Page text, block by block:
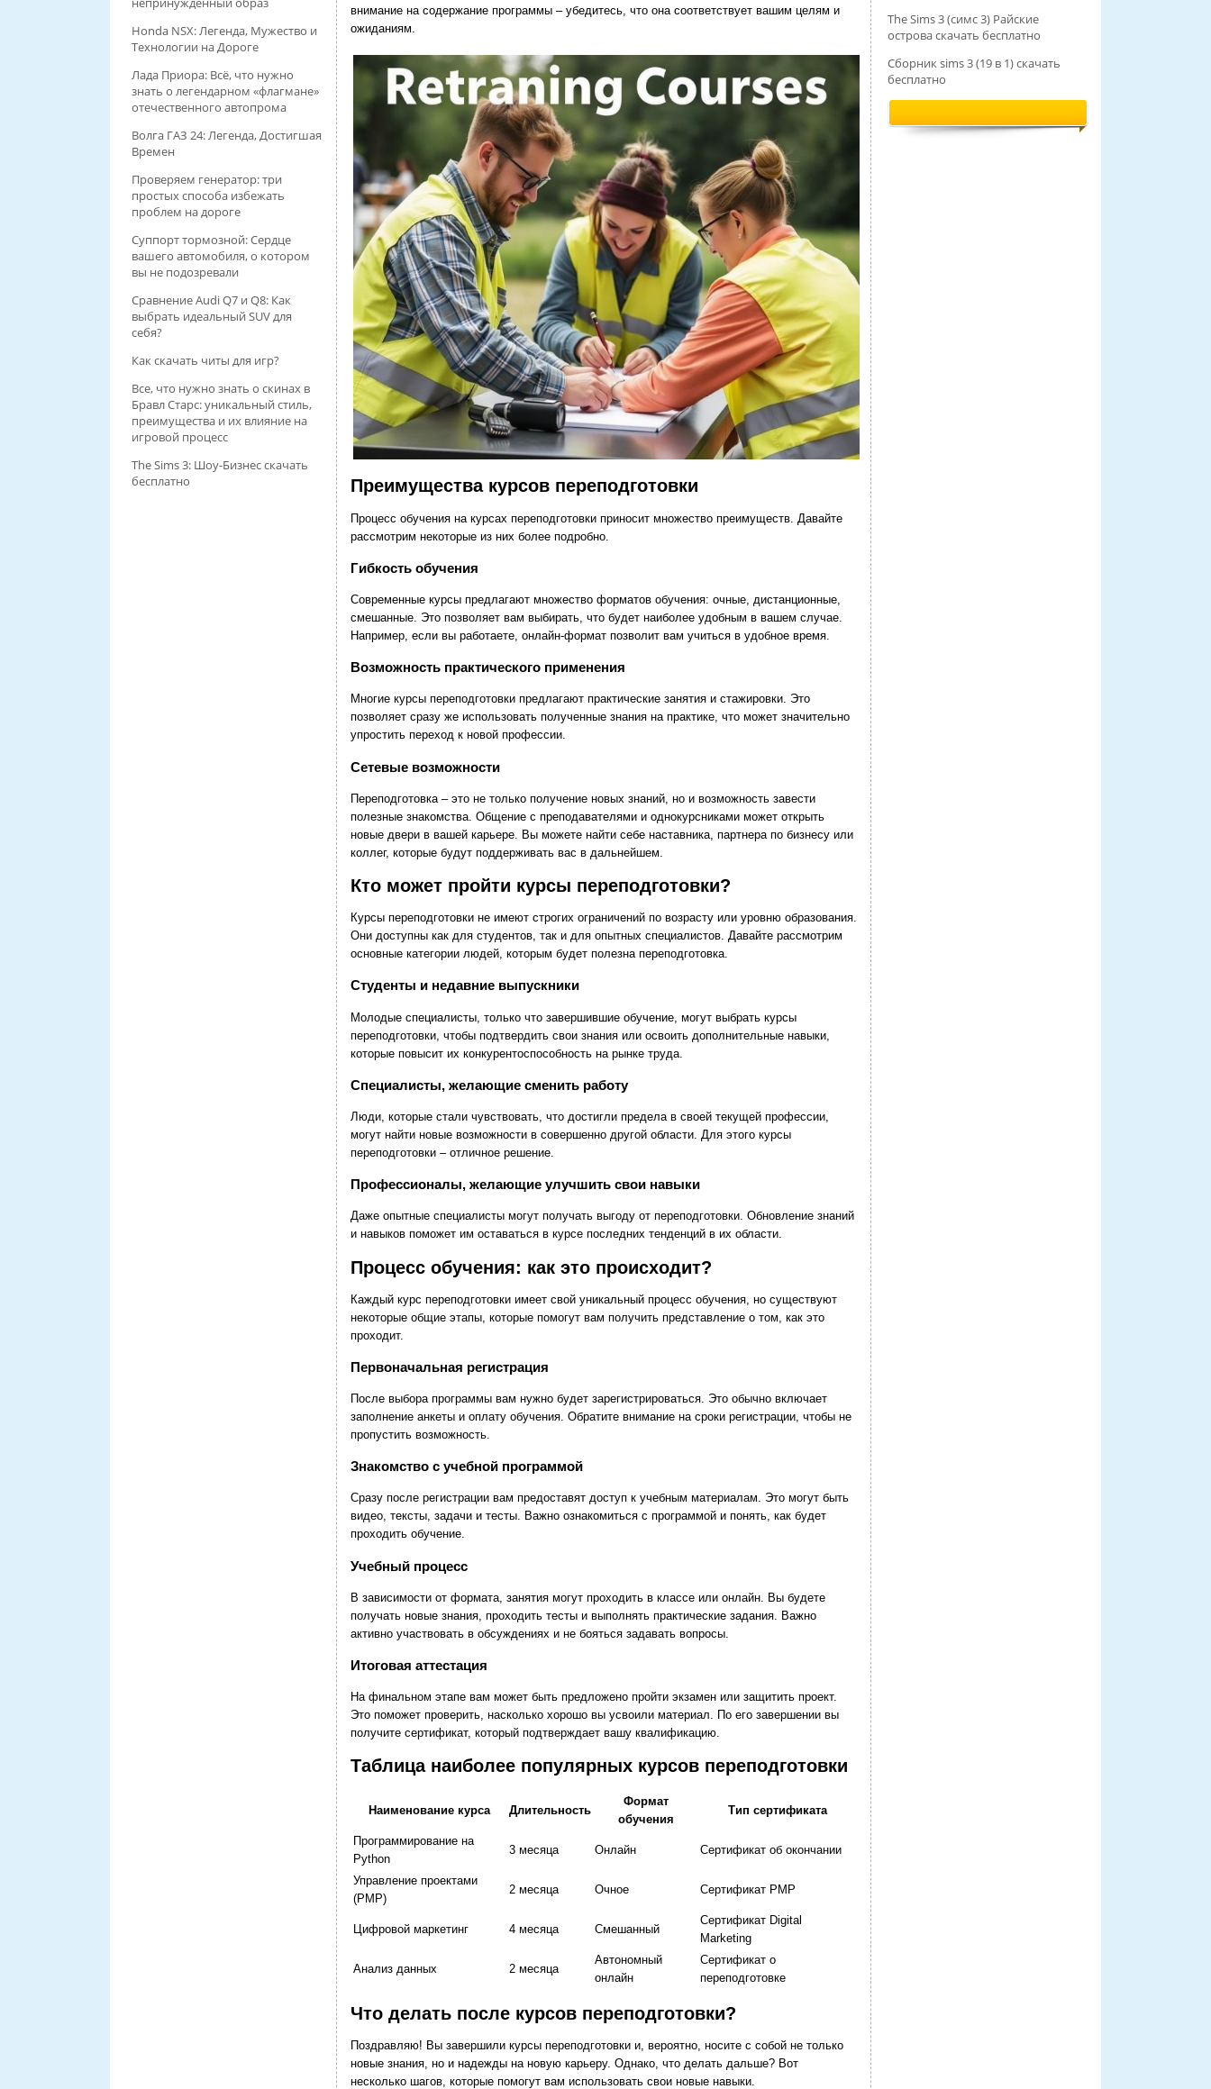
внимание на содержание программы – убедитесь, что она соответствует вашим целям и
ожиданиям.
Преимущества курсов переподготовки
Процесс обучения на курсах переподготовки приносит множество преимуществ. Давайте
рассмотрим некоторые из них более подробно.
Гибкость обучения
Современные курсы предлагают множество форматов обучения: очные, дистанционные,
смешанные. Это позволяет вам выбирать, что будет наиболее удобным в вашем случае.
Например, если вы работаете, онлайн-формат позволит вам учиться в удобное время.
Возможность практического применения
Многие курсы переподготовки предлагают практические занятия и стажировки. Это
позволяет сразу же использовать полученные знания на практике, что может значительно
упростить переход к новой профессии.
Сетевые возможности
Переподготовка – это не только получение новых знаний, но и возможность завести
полезные знакомства. Общение с преподавателями и однокурсниками может открыть
новые двери в вашей карьере. Вы можете найти себе наставника, партнера по бизнесу или
коллег, которые будут поддерживать вас в дальнейшем.
Кто может пройти курсы переподготовки?
Курсы переподготовки не имеют строгих ограничений по возрасту или уровню образования.
Они доступны как для студентов, так и для опытных специалистов. Давайте рассмотрим
основные категории людей, которым будет полезна переподготовка.
Студенты и недавние выпускники
Молодые специалисты, только что завершившие обучение, могут выбрать курсы
переподготовки, чтобы подтвердить свои знания или освоить дополнительные навыки,
которые повысит их конкурентоспособность на рынке труда.
Специалисты, желающие сменить работу
Люди, которые стали чувствовать, что достигли предела в своей текущей профессии,
могут найти новые возможности в совершенно другой области. Для этого курсы
переподготовки – отличное решение.
Профессионалы, желающие улучшить свои навыки
Даже опытные специалисты могут получать выгоду от переподготовки. Обновление знаний
и навыков поможет им оставаться в курсе последних тенденций в их области.
Процесс обучения: как это происходит?
Каждый курс переподготовки имеет свой уникальный процесс обучения, но существуют
некоторые общие этапы, которые помогут вам получить представление о том, как это
проходит.
Первоначальная регистрация
После выбора программы вам нужно будет зарегистрироваться. Это обычно включает
заполнение анкеты и оплату обучения. Обратите внимание на сроки регистрации, чтобы не
пропустить возможность.
Знакомство с учебной программой
Сразу после регистрации вам предоставят доступ к учебным материалам. Это могут быть
видео, тексты, задачи и тесты. Важно ознакомиться с программой и понять, как будет
проходить обучение.
Учебный процесс
В зависимости от формата, занятия могут проходить в классе или онлайн. Вы будете
получать новые знания, проходить тесты и выполнять практические задания. Важно
активно участвовать в обсуждениях и не бояться задавать вопросы.
Итоговая аттестация
На финальном этапе вам может быть предложено пройти экзамен или защитить проект.
Это поможет проверить, насколько хорошо вы усвоили материал. По его завершении вы
получите сертификат, который подтверждает вашу квалификацию.
Таблица наиболее популярных курсов переподготовки
Наименование курса Длительность
Формат
обучения
Тип сертификата
Программирование на
Python
3 месяца Онлайн Сертификат об окончании
Управление проектами
(PMP)
2 месяца Очное Сертификат PMP
Цифровой маркетинг 4 месяца Смешанный
Сертификат Digital
Marketing
Анализ данных 2 месяца
Автономный
онлайн
Сертификат о
переподготовке
Что делать после курсов переподготовки?
Поздравляю! Вы завершили курсы переподготовки и, вероятно, носите с собой не только
новые знания, но и надежды на новую карьеру. Однако, что делать дальше? Вот
несколько шагов, которые помогут вам использовать свои новые навыки.
Honda NSX: Легенда, Мужество и
Технологии на Дороге
Лада Приора: Всё, что нужно
знать о легендарном «флагмане»
отечественного автопрома
Волга ГАЗ 24: Легенда, Достигшая
Времен
Проверяем генератор: три
простых способа избежать
проблем на дороге
Суппорт тормозной: Сердце
вашего автомобиля, о котором
вы не подозревали
Сравнение Audi Q7 и Q8: Как
выбрать идеальный SUV для
себя?
Как скачать читы для игр?
Все, что нужно знать о скинах в
Бравл Старс: уникальный стиль,
преимущества и их влияние на
игровой процесс
The Sims 3: Шоу-Бизнес скачать
бесплатно
The Sims 3 (симс 3) Райские
острова скачать бесплатно
Сборник sims 3 (19 в 1) скачать
бесплатно